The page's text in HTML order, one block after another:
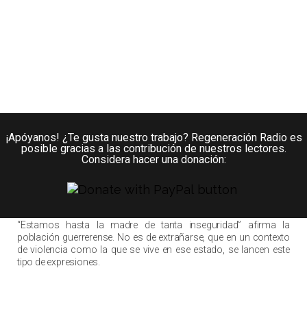
¡Apóyanos! ¿Te gusta nuestro trabajo? Regeneración Radio es
posible gracias a las contribución de nuestros lectores.
Considera hacer una donación:
“Estamos hasta la madre de tanta inseguridad” afirma la
población guerrerense. No es de extrañarse, que en un contexto
de violencia como la que se vive en ese estado, se lancen este
tipo de expresiones.